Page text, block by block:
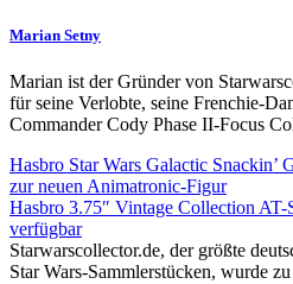
Marian Setny
Marian ist der Gründer von
für seine Verlobte, seine Frenchie-
Commander Cody Phase II-Focus
Hasbro Star Wars Galactic
zur neuen Animatronic-Figur
Hasbro 3.75″ Vintage Collection
verfügbar
Starwarscollector.de, der größte
Star Wars-Sammlerstücken, wurde